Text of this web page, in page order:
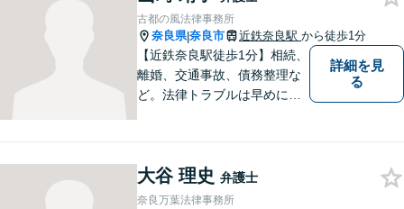
と思わず、ぜひ一度ご相談く
ださい。【お子様連れ相談
可】
古都の風法律事務所
奈良県|奈良市 近鉄奈良駅 から徒歩1分
【近鉄奈良駅徒歩1分】相続、
離婚、交通事故、債務整理な
ど。法律トラブルは早めに弁
丁寧にお伺いいたします。
詳細を見
る
大谷 理史 弁護士
奈良万葉法律事務所